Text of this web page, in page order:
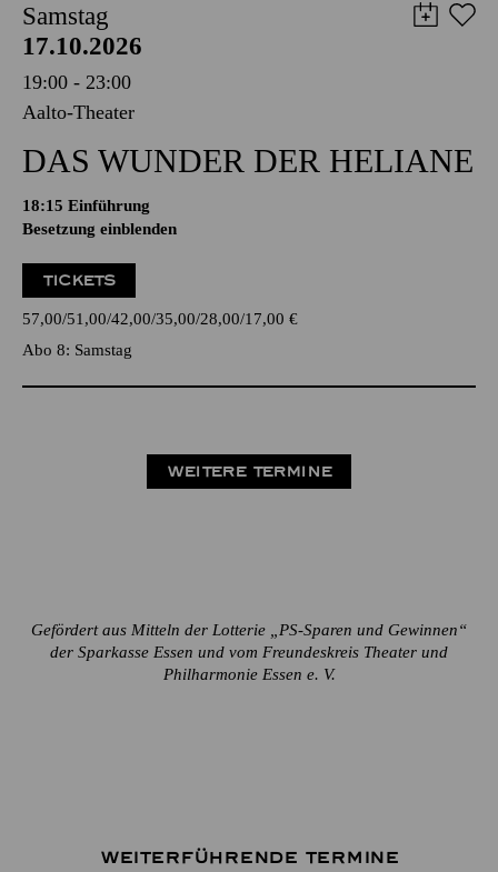
Samstag
17.10.2026
19:00 - 23:00
Aalto-Theater
DAS WUNDER DER HELIANE
18:15 Einführung
Besetzung einblenden
TICKETS
57,00 51,00 42,00 35,00 28,00 17,00 €
Abo 8: Samstag
WEITERE TERMINE
Gefördert aus Mitteln der Lotterie „PS-Sparen und Gewinnen“
der Sparkasse Essen und vom Freundeskreis Theater und
Philharmonie Essen e. V.
Weiterführende Termine